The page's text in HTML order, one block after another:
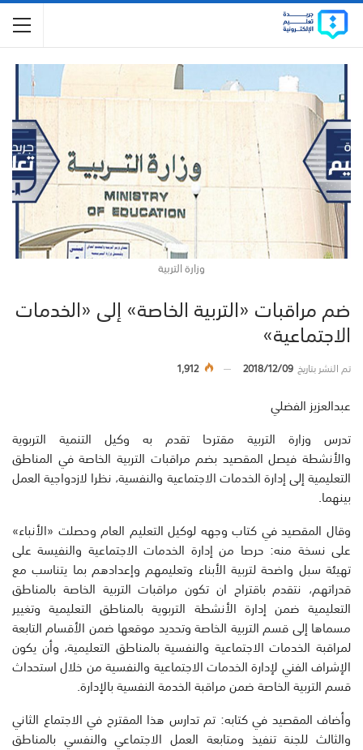
وزارة التربية
ضم مراقبات «التربية الخاصة» إلى «الخدمات
الاجتماعية»
تم النشر بتاريخ2018/12/09
1,912
عبدالعزيز الفضلي
تدرس وزارة التربية مقترحا تقدم به وكيل التنمية التربوية
والأنشطة فيصل المقصيد بضم مراقبات التربية الخاصة في المناطق
التعليمية إلى إدارة الخدمات الاجتماعية والنفسية، نظرا لازدواجية العمل
بينهما.
وقال المقصيد في كتاب وجهه لوكيل التعليم العام وحصلت «الأنباء»
على نسخة منه: حرصا من إدارة الخدمات الاجتماعية والنفيسة على
تهيئة سبل واضحة لتربية الأبناء وتعليمهم وإعدادهم بما يتناسب مع
قدراتهم، نتقدم باقتراح ان تكون مراقبات التربية الخاصة بالمناطق
التعليمية ضمن إدارة الأنشطة التربوية بالمناطق التعليمية وتغيير
مسماها إلى قسم التربية الخاصة وتحديد موقعها ضمن الأقسام التابعة
لمراقبة الخدمات الاجتماعية والنفسية بالمناطق التعليمية، وأن يكون
الإشراف الفني لإدارة الخدمات الاجتماعية والنفسية من خلال استحداث
قسم التربية الخاصة ضمن مراقبة الخدمة النفسية بالإدارة.
وأضاف المقصيد في كتابه: تم تدارس هذا المقترح في الاجتماع الثاني
والثالث للجنة تنفيذ ومتابعة العمل الاجتماعي والنفسي بالمناطق